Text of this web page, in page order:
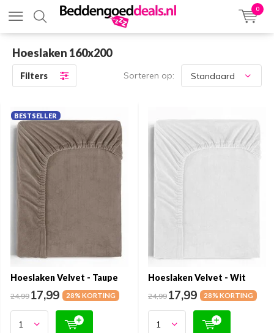
0
Hoeslaken 160x200
Filters Sorteren op:
Hoeslaken Velvet - Taupe
BESTSELLER
24,9917,99 28% KORTING
Hoeslaken Velvet - Wit
24,9917,99 28% KORTING